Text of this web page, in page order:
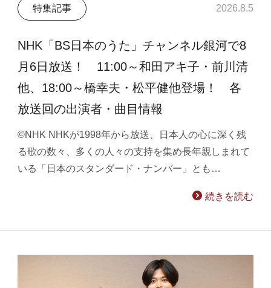
特集記事 2026.8.5
NHK「BS日本のうた」チャンネル銀河で8
月6日放送！ 11:00～和田アキ子・前川清
他、18:00～橋幸夫・松平健他登場！ 各
放送回の出演者・曲目情報
©NHK NHKが1998年から放送、日本人の心に深く残
る歌の数々、多くの人々の支持を集め長年親しまれて
いる「日本のスタンダード・ナンバー」とも…
続きを読む